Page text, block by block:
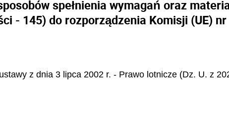
spełnienia wymagań oraz
- 145) do rozporządzenia Komisji (UE)
z dnia 3 lipca 2002 r. - Prawo lotnicze (Dz. U. z